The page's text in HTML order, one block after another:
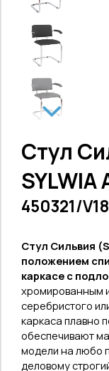
Стул
SYLWIA
450321/V18
Стул Сильвия
положением
каркасе с
хромированным
серебристого
каркаса плавно
обеспечивают
модели на любо
деловому